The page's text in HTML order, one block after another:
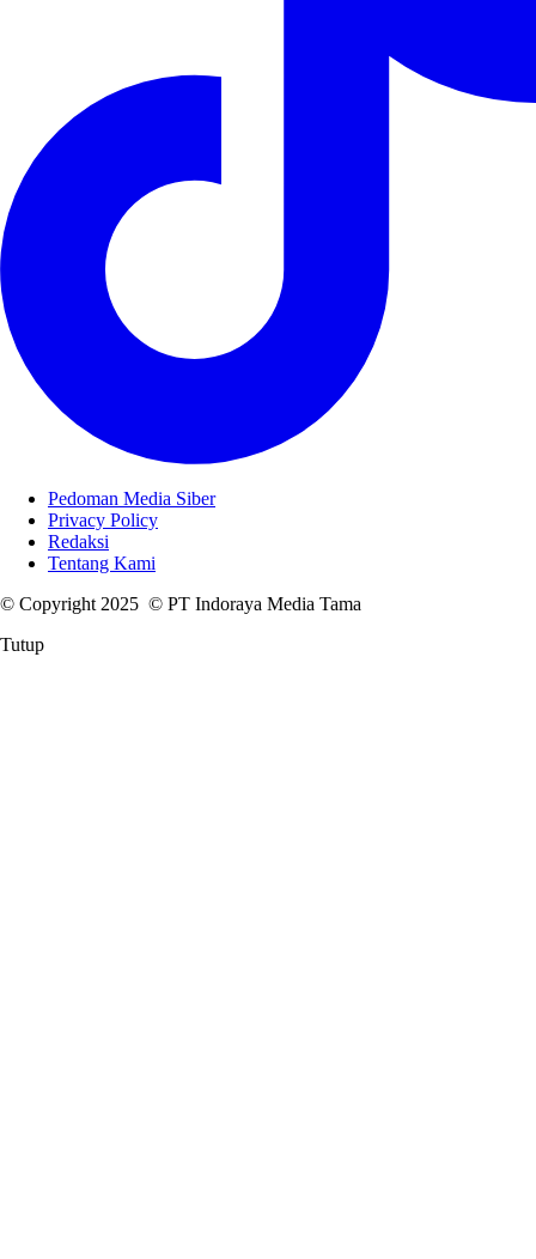
Pedoman Media Siber
Privacy Policy
Redaksi
Tentang Kami
© Copyright 2025 © PT Indoraya Media Tama
Tutup